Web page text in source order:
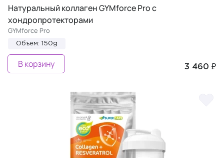
Натуральный коллаген GYMforce Pro с
хондропротекторами
GYMforce Pro
Объем: 150g
3 460 ₽
В корзину